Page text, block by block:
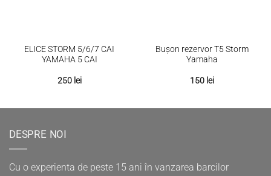
ELICE STORM 5/6/7 CAI
YAMAHA 5 CAI
250 lei
Bușon rezervor T5 Storm
Yamaha
150 lei
DESPRE NOI
Cu o experienta de peste 15 ani în vanzarea barcilor